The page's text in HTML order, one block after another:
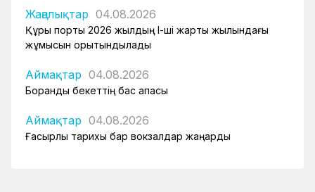
Жаңалықтар 04.08.2026
Құрық порты 2026 жылдың І-ші жарты жылындағы
жұмысын қорытындылады
Аймақтар 04.08.2026
Боранды бекеттің бас қақпасы
Аймақтар 04.08.2026
Ғасырлық тарихы бар вокзалдар жаңарды